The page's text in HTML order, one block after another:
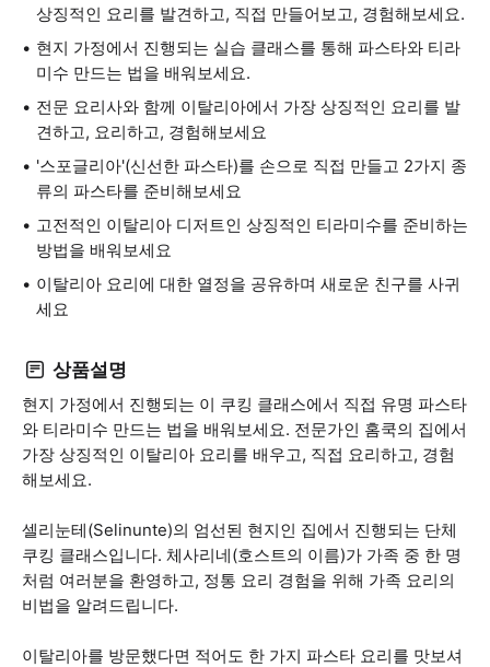
상징적인 요리를 발견하고, 직접 만들어보고, 경험해보세요.
현지 가정에서 진행되는 실습 클래스를 통해 파스타와 티라
미수 만드는 법을 배워보세요.
전문 요리사와 함께 이탈리아에서 가장 상징적인 요리를 발
견하고, 요리하고, 경험해보세요
'스포글리아'(신선한 파스타)를 손으로 직접 만들고 2가지 종
류의 파스타를 준비해보세요
고전적인 이탈리아 디저트인 상징적인 티라미수를 준비하는
방법을 배워보세요
이탈리아 요리에 대한 열정을 공유하며 새로운 친구를 사귀
세요
상품설명
현지 가정에서 진행되는 이 쿠킹 클래스에서 직접 유명 파스타
와 티라미수 만드는 법을 배워보세요. 전문가인 홈쿡의 집에서
가장 상징적인 이탈리아 요리를 배우고, 직접 요리하고, 경험
해보세요.
셀리눈테(Selinunte)의 엄선된 현지인 집에서 진행되는 단체
쿠킹 클래스입니다. 체사리네(호스트의 이름)가 가족 중 한 명
처럼 여러분을 환영하고, 정통 요리 경험을 위해 가족 요리의
비법을 알려드립니다.
이탈리아를 방문했다면 적어도 한 가지 파스타 요리를 맛보셔